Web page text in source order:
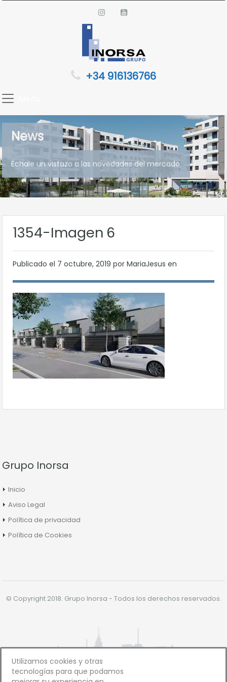
+34 916136766
News
Échale un vistazo a las novedades del mercado
1354-Imagen 6
Publicado el 7 octubre, 2019 por MariaJesus en
Grupo Inorsa
Inicio
Aviso Legal
Política de privacidad
Política de Cookies
© Copyright 2018. Grupo Inorsa - Todos los derechos reservados.
Utilizamos cookies y otras
tecnologías para que podamos